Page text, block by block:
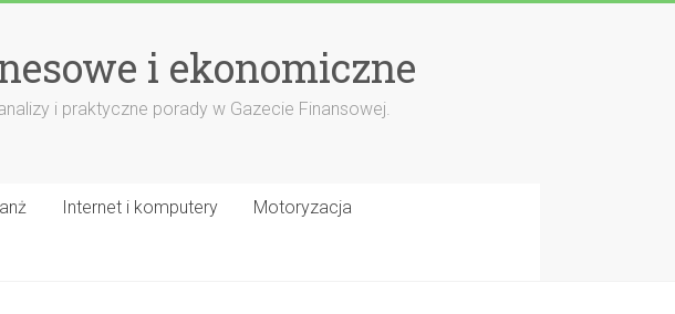
i ekonomiczne
i praktyczne porady w Gazecie Finansowej.
Internet i komputery Motoryzacja